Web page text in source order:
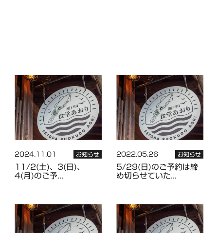
2024.11.01 お知らせ
11/2(土)、3(日)、
4(月)のご予...
2022.05.26 お知らせ
5/29(日)のご予約は締
め切らせていた...